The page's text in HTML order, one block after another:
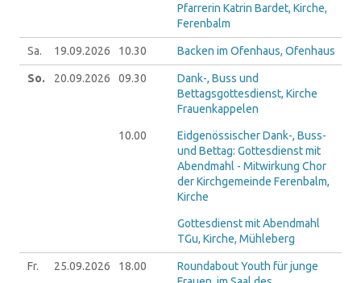
Pfarrerin Katrin Bardet, Kirche,
Ferenbalm
Sa. 19.09.2026 10.30 Backen im Ofenhaus, Ofenhaus
So. 20.09.2026 09.30
Dank-, Buss und
Bettagsgottesdienst, Kirche
Frauenkappelen
10.00
Eidgenössischer Dank-, Buss-
und Bettag: Gottesdienst mit
Abendmahl - Mitwirkung Chor
der Kirchgemeinde Ferenbalm,
Kirche
Gottesdienst mit Abendmahl
TGu, Kirche, Mühleberg
Fr. 25.09.2026 18.00
Roundabout Youth für junge